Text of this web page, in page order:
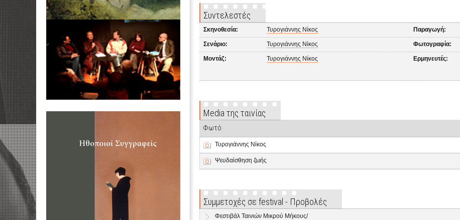
Συντελεστές
Σκηνοθεσία: Τυρογιάννης Νίκος Παραγωγή:
Σενάριο: Τυρογιάννης Νίκος Φωτογραφία:
Μοντάζ: Τυρογιάννης Νίκος Ερμηνευτές:
Media της ταινίας
Φωτό
Τυρογιάννης Νίκος
Ψευδαίσθηση ζωής
Συμμετοχές σε festival - Προβολές
Φεστιβάλ Ταινιών Μικρού Μήκους/